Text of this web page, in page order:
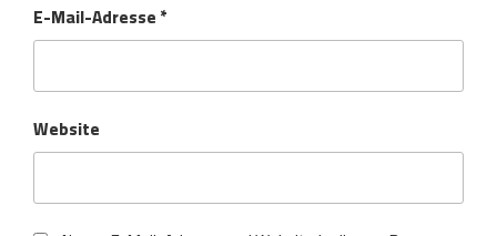
E-Mail-Adresse*
Website